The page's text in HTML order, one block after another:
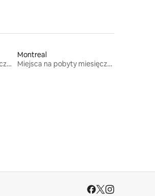
Miejsca na pobyty miesięczne
Montreal
Miejsca na pobyty miesięczne